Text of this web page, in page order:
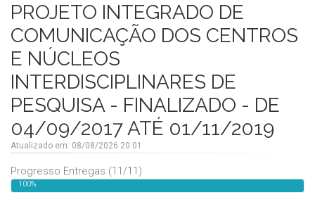
PROJETO INTEGRADO DE
COMUNICAÇÃO DOS CENTROS
E NÚCLEOS
INTERDISCIPLINARES DE
PESQUISA - FINALIZADO - DE
04/09/2017 ATÉ 01/11/2019
Atualizado em: 08/08/2026 20:01
Progresso Entregas (11/11)
100%